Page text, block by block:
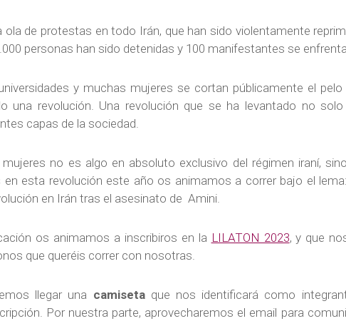
de protestas en todo Irán, que han sido violentamente
personas han sido detenidas y 100 manifestantes se
y muchas mujeres se cortan públicamente el
una revolución. Una revolución que se ha levantado no
capas de la sociedad.
no es algo en absoluto exclusivo del régimen iraní,
esta revolución este año os animamos a correr bajo el lema:
en Irán tras el asesinato de Amini.
os animamos a inscribiros en la LILATON 2023, y que
que queréis correr con nosotras.
llegar una camisetaque nos identificará como
Por nuestra parte, aprovecharemos el email para